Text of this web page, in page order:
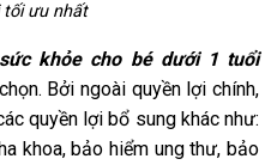
tối ưu nhất
khỏe cho bé dưới 1 tuổi
Bởi ngoài quyền lợi chính,
quyền lợi bổ sung khác như:
khoa, bảo hiểm ung thư, bảo